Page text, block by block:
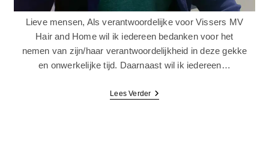
Lieve mensen, Als verantwoordelijke voor Vissers MV
Hair and Home wil ik iedereen bedanken voor het
nemen van zijn/haar verantwoordelijkheid in deze gekke
en onwerkelijke tijd. Daarnaast wil ik iedereen…
Lees Verder